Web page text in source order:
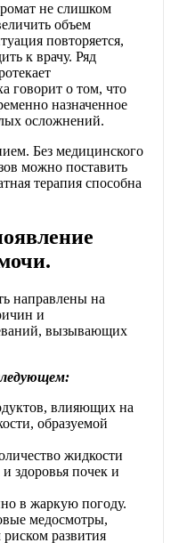
не слишком
объем
повторяется,
к врачу. Ряд
говорит о том, что
назначенное
осложнений.
Без медицинского
можно поставить
терапия способна
направлены на
и
вызывающих
влияющих на
образуемой
жидкости
здоровья почек и
в жаркую погоду.
медосмотры,
развития